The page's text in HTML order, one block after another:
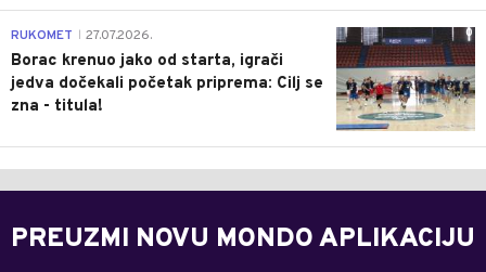
0
RUKOMET 27.07.2026.
Borac krenuo jako od starta, igrači
jedva dočekali početak priprema: Cilj se
zna - titula!
PREUZMI NOVU MONDO APLIKACIJU